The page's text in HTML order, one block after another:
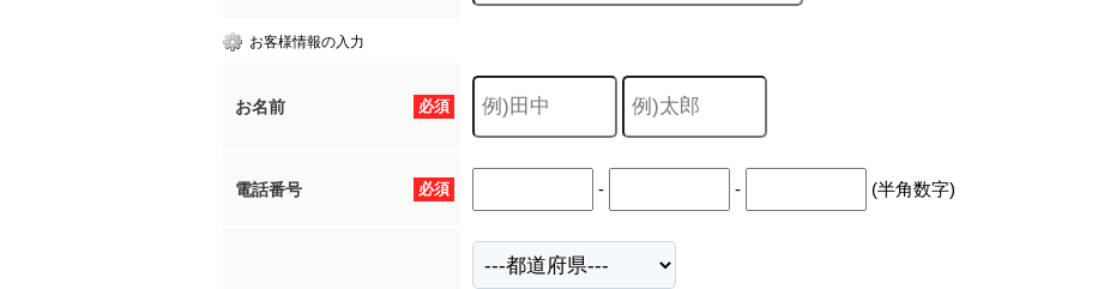
当社提携金融機関 8代疾病保証付き住宅ローン
飯能市 狭山市 ふじみ野市 富士見市
東村山市 入間市 狭山市 富士見市
おうちのリフォーム おうちパークグループの強み
お客様情報の入力
必須
お名前
必須
電話番号 - - (半角数字)